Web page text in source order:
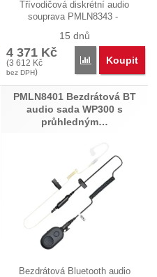
Sluchátko do ucha, zvukovod,
Třívodičová diskrétní audio
souprava PMLN8343 -
15 dnů
4 371 Kč
(3 612 Kč
bez DPH)
Přidat
Koupit
PMLN8401 Bezdrátová BT
audio sada WP300 s
průhledným…
Bezdrátová Bluetooth audio